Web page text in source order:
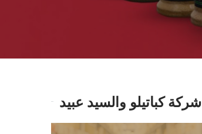
شركة كباتيلو والسيد عبيد